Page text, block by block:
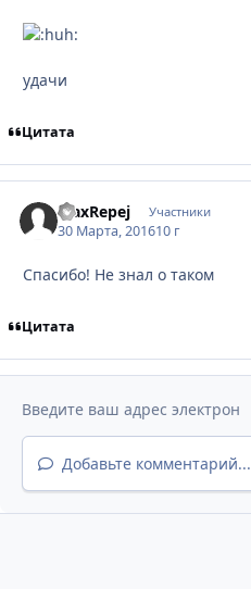
удачи
Цитата
MaxRepej Участники
30 Марта, 201610 г
Спасибо! Не знал о таком
Цитата
Добавьте комментарий...